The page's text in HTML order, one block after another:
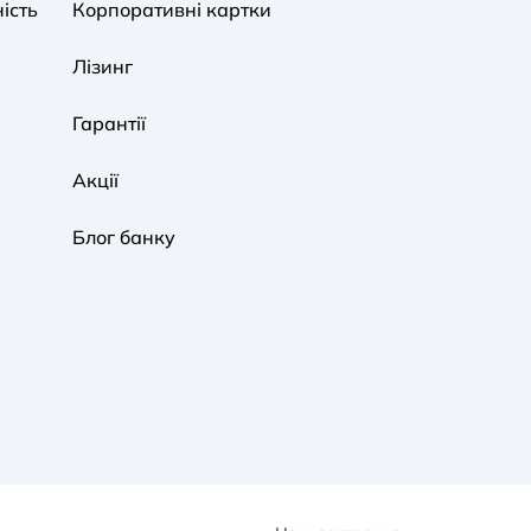
Корпоративні картки
Лізинг
Гарантії
Акції
Блог банку